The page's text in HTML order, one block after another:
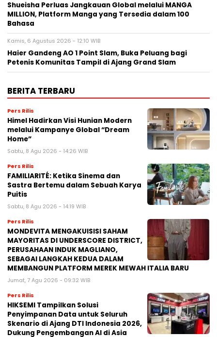
Shueisha Perluas Jangkauan Global melalui MANGA
MILLION, Platform Manga yang Tersedia dalam 100
Bahasa
Kamis, 6 Agustus 2026 - 12:10 WIB
Haier Gandeng AO 1 Point Slam, Buka Peluang bagi
Petenis Komunitas Tampil di Ajang Grand Slam
BERITA TERBARU
Pers Rilis
Himel Hadirkan Visi Hunian Modern
melalui Kampanye Global “Dream
Home”
Sabtu, 8 Agu 2026 - 14:26 WIB
Pers Rilis
FAMILIARITÉ: Ketika Sinema dan
Sastra Bertemu dalam Sebuah Karya
Puitis
Sabtu, 8 Agu 2026 - 14:19 WIB
Pers Rilis
MONDEVITA MENGAKUISISI SAHAM
MAYORITAS DI UNDERSCORE DISTRICT,
PERUSAHAAN INDUK MAGLIANO,
SEBAGAI LANGKAH KEDUA DALAM
MEMBANGUN PLATFORM MEREK MEWAH ITALIA BARU
Jumat, 7 Agu 2026 - 09:32 WIB
Pers Rilis
HIKSEMI Tampilkan Solusi
Penyimpanan Data untuk Seluruh
Skenario di Ajang DTI Indonesia 2026,
Dukung Pengembangan AI di Asia